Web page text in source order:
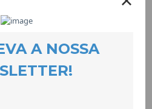
do Tortosendo e de